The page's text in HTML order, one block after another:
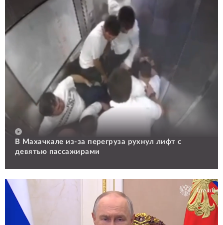
В Махачкале из-за перегруза рухнул лифт с
девятью пассажирами